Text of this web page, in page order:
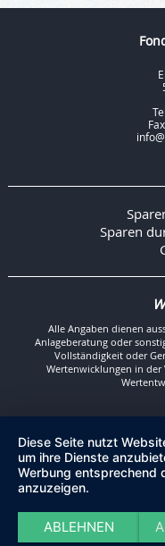
Sparen
Alle Angaben dienen
Anlageberatung oder
Vollständigkeit oder
Wertenwicklungen in der
Diese Seite nutzt
um ihre Dienste
Werbung entsprechend
anzuzeigen.
ABLEHNEN